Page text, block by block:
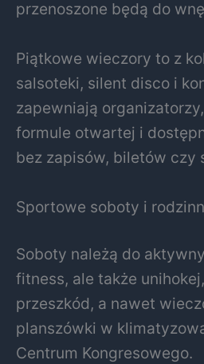
przenoszone będą do
Piątkowe wieczory to z
salsoteki, silent disco i
zapewniają
formule otwartej i
bez zapisów, biletów czy
Sportowe soboty i
Soboty należą do
fitness, ale także
przeszkód, a nawet
planszówki w
Centrum Kongresowego.